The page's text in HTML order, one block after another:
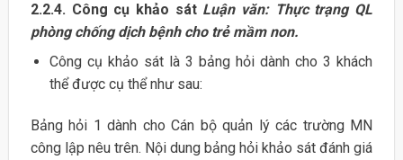
2.2.4. Công cụ khảo sát Luận văn: Thực trạng QL
phòng chống dịch bệnh cho trẻ mầm non.
Công cụ khảo sát là 3 bảng hỏi dành cho 3 khách
thể được cụ thể như sau:
Bảng hỏi 1 dành cho Cán bộ quản lý các trường MN
công lập nêu trên. Nội dung bảng hỏi khảo sát đánh giá